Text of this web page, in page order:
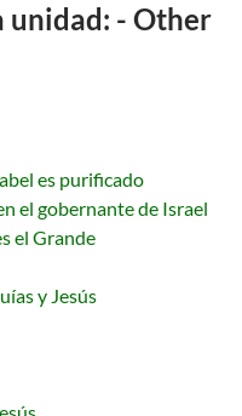
unidad: - Other
es purificado
el gobernante de Israel
el Grande
y Jesús